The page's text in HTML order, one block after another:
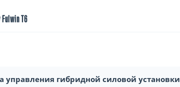
Fulwin T6
управления гибридной силовой установки